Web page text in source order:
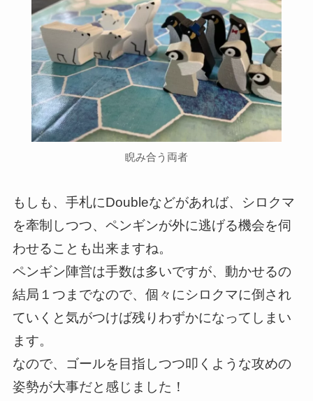
睨み合う両者
もしも、手札にDoubleなどがあれば、シロクマ
を牽制しつつ、ペンギンが外に逃げる機会を伺
わせることも出来ますね。
ペンギン陣営は手数は多いですが、動かせるの
結局１つまでなので、個々にシロクマに倒され
ていくと気がつけば残りわずかになってしまい
ます。
なので、ゴールを目指しつつ叩くような攻めの
姿勢が大事だと感じました！